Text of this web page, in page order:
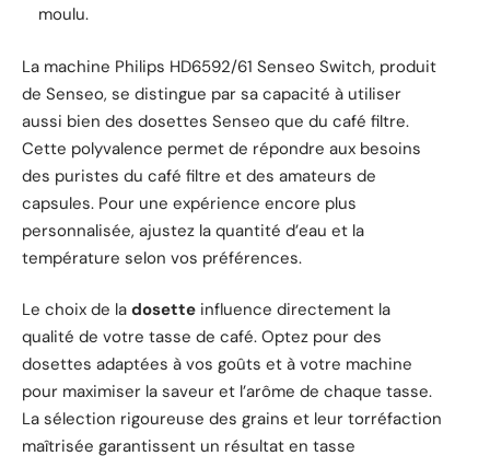
moulu.
La machine Philips HD6592/61 Senseo Switch, produit
de Senseo, se distingue par sa capacité à utiliser
aussi bien des dosettes Senseo que du café filtre.
Cette polyvalence permet de répondre aux besoins
des puristes du café filtre et des amateurs de
capsules. Pour une expérience encore plus
personnalisée, ajustez la quantité d’eau et la
température selon vos préférences.
Le choix de la dosette influence directement la
qualité de votre tasse de café. Optez pour des
dosettes adaptées à vos goûts et à votre machine
pour maximiser la saveur et l’arôme de chaque tasse.
La sélection rigoureuse des grains et leur torréfaction
maîtrisée garantissent un résultat en tasse